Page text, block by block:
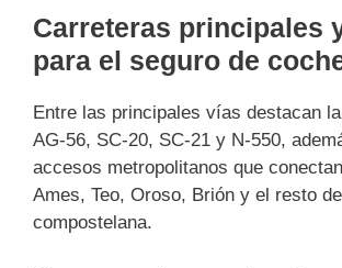
Carreteras principales
para el seguro de
Entre las principales vías destacan
AG-56, SC-20, SC-21 y N-550,
accesos metropolitanos que
Ames, Teo, Oroso, Brión y el resto
compostelana.